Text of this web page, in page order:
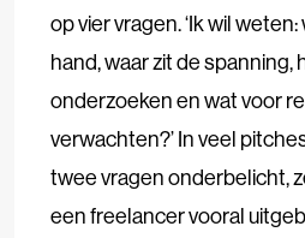
op vier vragen. ‘Ik wil
hand, waar zit de spanning,
onderzoeken en wat voor
verwachten?’ In veel
twee vragen onderbelicht,
een freelancer vooral